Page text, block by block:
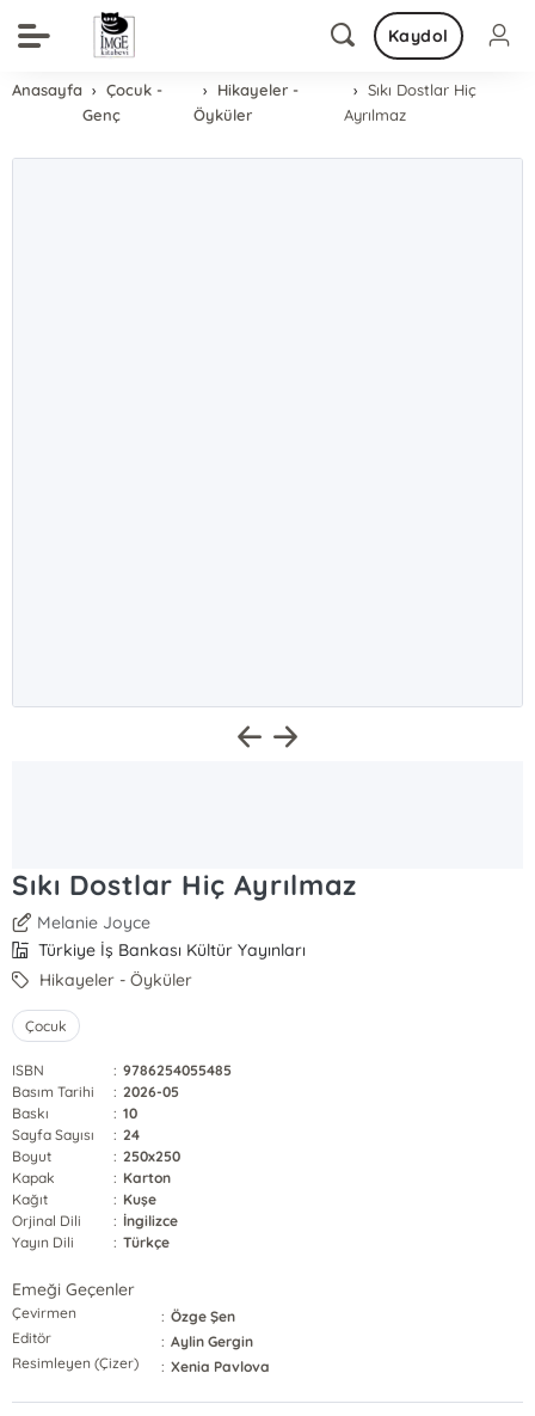
Kaydol
Anasayfa
Çocuk -
Genç
Hikayeler -
Öyküler
Sıkı Dostlar Hiç
Ayrılmaz
Sıkı Dostlar Hiç Ayrılmaz
Melanie Joyce
Türkiye İş Bankası Kültür Yayınları
Hikayeler - Öyküler
Çocuk
ISBN : 9786254055485
Basım Tarihi
: 2026-05
Baskı
: 10
Sayfa Sayısı
: 24
Boyut
: 250x250
Kapak
: Karton
Kağıt
: Kuşe
Orjinal Dili
: İngilizce
Yayın Dili
: Türkçe
Emeği Geçenler
Çevirmen : Özge Şen
Editör
: Aylin Gergin
Resimleyen (Çizer)
: Xenia Pavlova